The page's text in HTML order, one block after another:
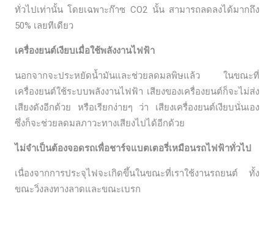
ทั่วไปเท่านั้น โดยเฉพาะก๊าซ CO2 นั้น สามารถลดลงได้มากถึง
50% เลยทีเดียว
เครื่องยนต์เงียบเมื่อใช้พลังงานไฟฟ้า
นอกจากจะประหยัดน้ำมันและช่วยลดมลพิษแล้ว ในขณะที่
เครื่องยนต์ใช้ระบบพลังงานไฟฟ้า เสียงของเครื่องยนต์ก็จะไม่ส่ง
เสียงดังอีกด้วย หรือเรียกง่ายๆ ว่า เสียงเครื่องยนต์เงียบนั่นเอง
ซึ่งก็จะช่วยลดมลภาวะทางเสียงไปได้อีกด้วย
ไม่จำเป็นต้องจอดรถเพื่อชาร์จแบตเตอรี่เหมือนรถไฟฟ้าทั่วไป
เนื่องจากการประจุไฟจะเกิดขึ้นในขณะที่เราใช้งานรถยนต์ ทั้ง
ขณะวิ่งลงทางลาดและขณะเบรก